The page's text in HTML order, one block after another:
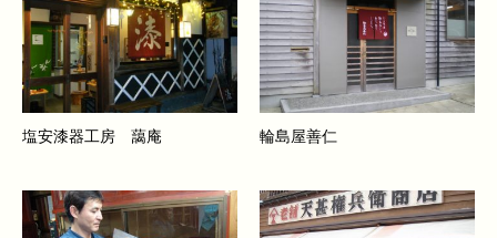
塩安漆器工房 藹庵 輪島屋善仁